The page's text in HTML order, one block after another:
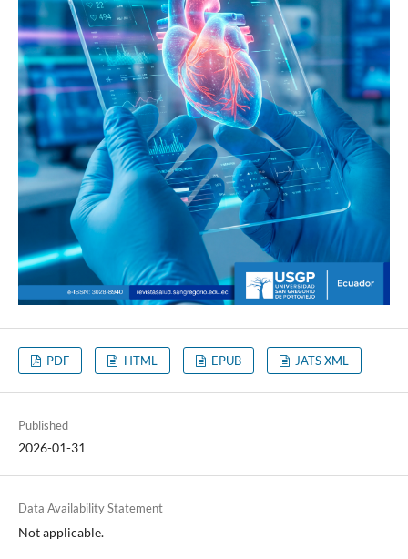
PDF HTML EPUB JATS XML
Published
2026-01-31
Data Availability Statement
Not applicable.